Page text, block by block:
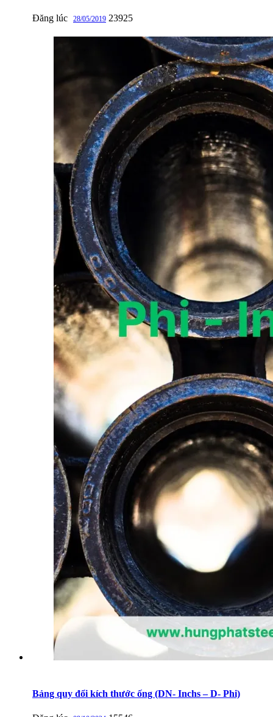
Đăng lúc 28/05/2019 23925
Bảng quy đổi kích thước ống (DN- Inchs – D- Phi)